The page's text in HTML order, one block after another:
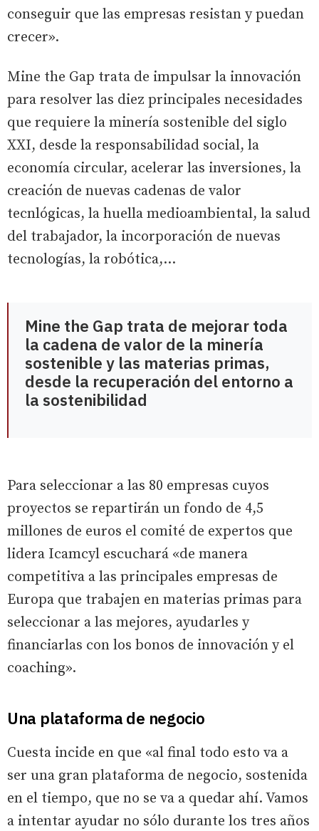
conseguir que las empresas resistan y puedan
crecer».
Mine the Gap trata de impulsar la innovación
para resolver las diez principales necesidades
que requiere la minería sostenible del siglo
XXI, desde la responsabilidad social, la
economía circular, acelerar las inversiones, la
creación de nuevas cadenas de valor
tecnlógicas, la huella medioambiental, la salud
del trabajador, la incorporación de nuevas
tecnologías, la robótica,...
Mine the Gap trata de mejorar toda
la cadena de valor de la minería
sostenible y las materias primas,
desde la recuperación del entorno a
la sostenibilidad
Para seleccionar a las 80 empresas cuyos
proyectos se repartirán un fondo de 4,5
millones de euros el comité de expertos que
lidera Icamcyl escuchará «de manera
competitiva a las principales empresas de
Europa que trabajen en materias primas para
seleccionar a las mejores, ayudarles y
financiarlas con los bonos de innovación y el
coaching».
Una plataforma de negocio
Cuesta incide en que «al final todo esto va a
ser una gran plataforma de negocio, sostenida
en el tiempo, que no se va a quedar ahí. Vamos
a intentar ayudar no sólo durante los tres años